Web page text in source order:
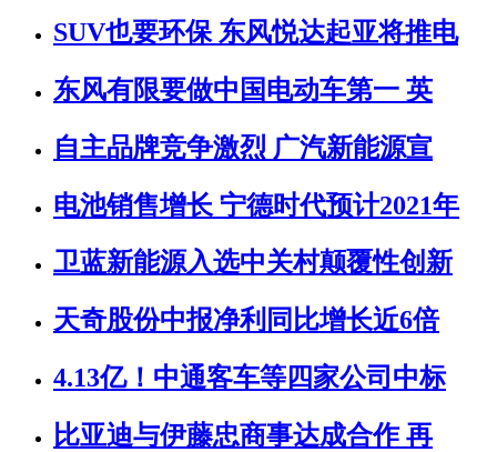
SUV也要环保 东风悦达起亚将推电
东风有限要做中国电动车第一 英
自主品牌竞争激烈 广汽新能源宣
电池销售增长 宁德时代预计2021年
卫蓝新能源入选中关村颠覆性创新
天奇股份中报净利同比增长近6倍
4.13亿！中通客车等四家公司中标
比亚迪与伊藤忠商事达成合作 再